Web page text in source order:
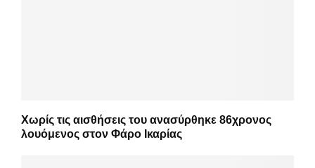
Χωρίς τις αισθήσεις του ανασύρθηκε 86χρονος
λουόμενος στον Φάρο Ικαρίας